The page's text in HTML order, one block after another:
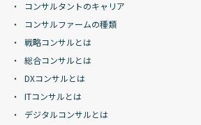
コンサルタントのキャリア
コンサルファームの種類
戦略コンサルとは
総合コンサルとは
DXコンサルとは
ITコンサルとは
デジタルコンサルとは